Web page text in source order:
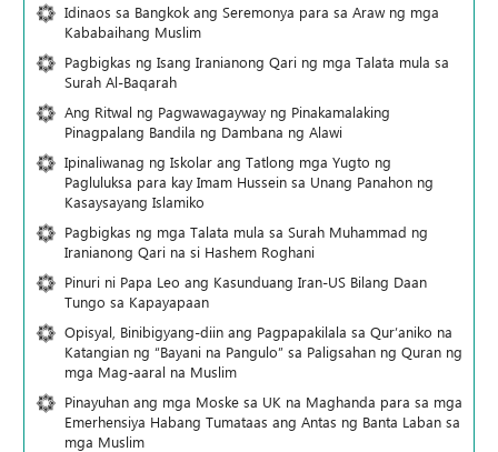
Idinaos sa Bangkok ang Seremonya para sa Araw ng mga
Kababaihang Muslim
Pagbigkas ng Isang Iranianong Qari ng mga Talata mula sa
Surah Al-Baqarah
Ang Ritwal ng Pagwawagayway ng Pinakamalaking
Pinagpalang Bandila ng Dambana ng Alawi
Ipinaliwanag ng Iskolar ang Tatlong mga Yugto ng
Pagluluksa para kay Imam Hussein sa Unang Panahon ng
Kasaysayang Islamiko
Pagbigkas ng mga Talata mula sa Surah Muhammad ng
Iranianong Qari na si Hashem Roghani
Pinuri ni Papa Leo ang Kasunduang Iran-US Bilang Daan
Tungo sa Kapayapaan
Opisyal, Binibigyang-diin ang Pagpapakilala sa Qur’aniko na
Katangian ng “Bayani na Pangulo” sa Paligsahan ng Quran ng
mga Mag-aaral na Muslim
Pinayuhan ang mga Moske sa UK na Maghanda para sa mga
Emerhensiya Habang Tumataas ang Antas ng Banta Laban sa
mga Muslim